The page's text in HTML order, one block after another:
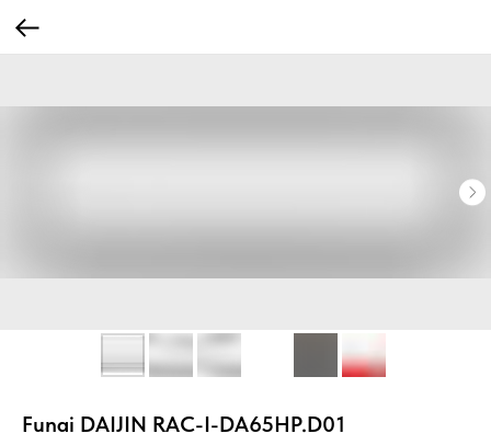
Funai DAIJIN RAC-I-DA65HP.D01